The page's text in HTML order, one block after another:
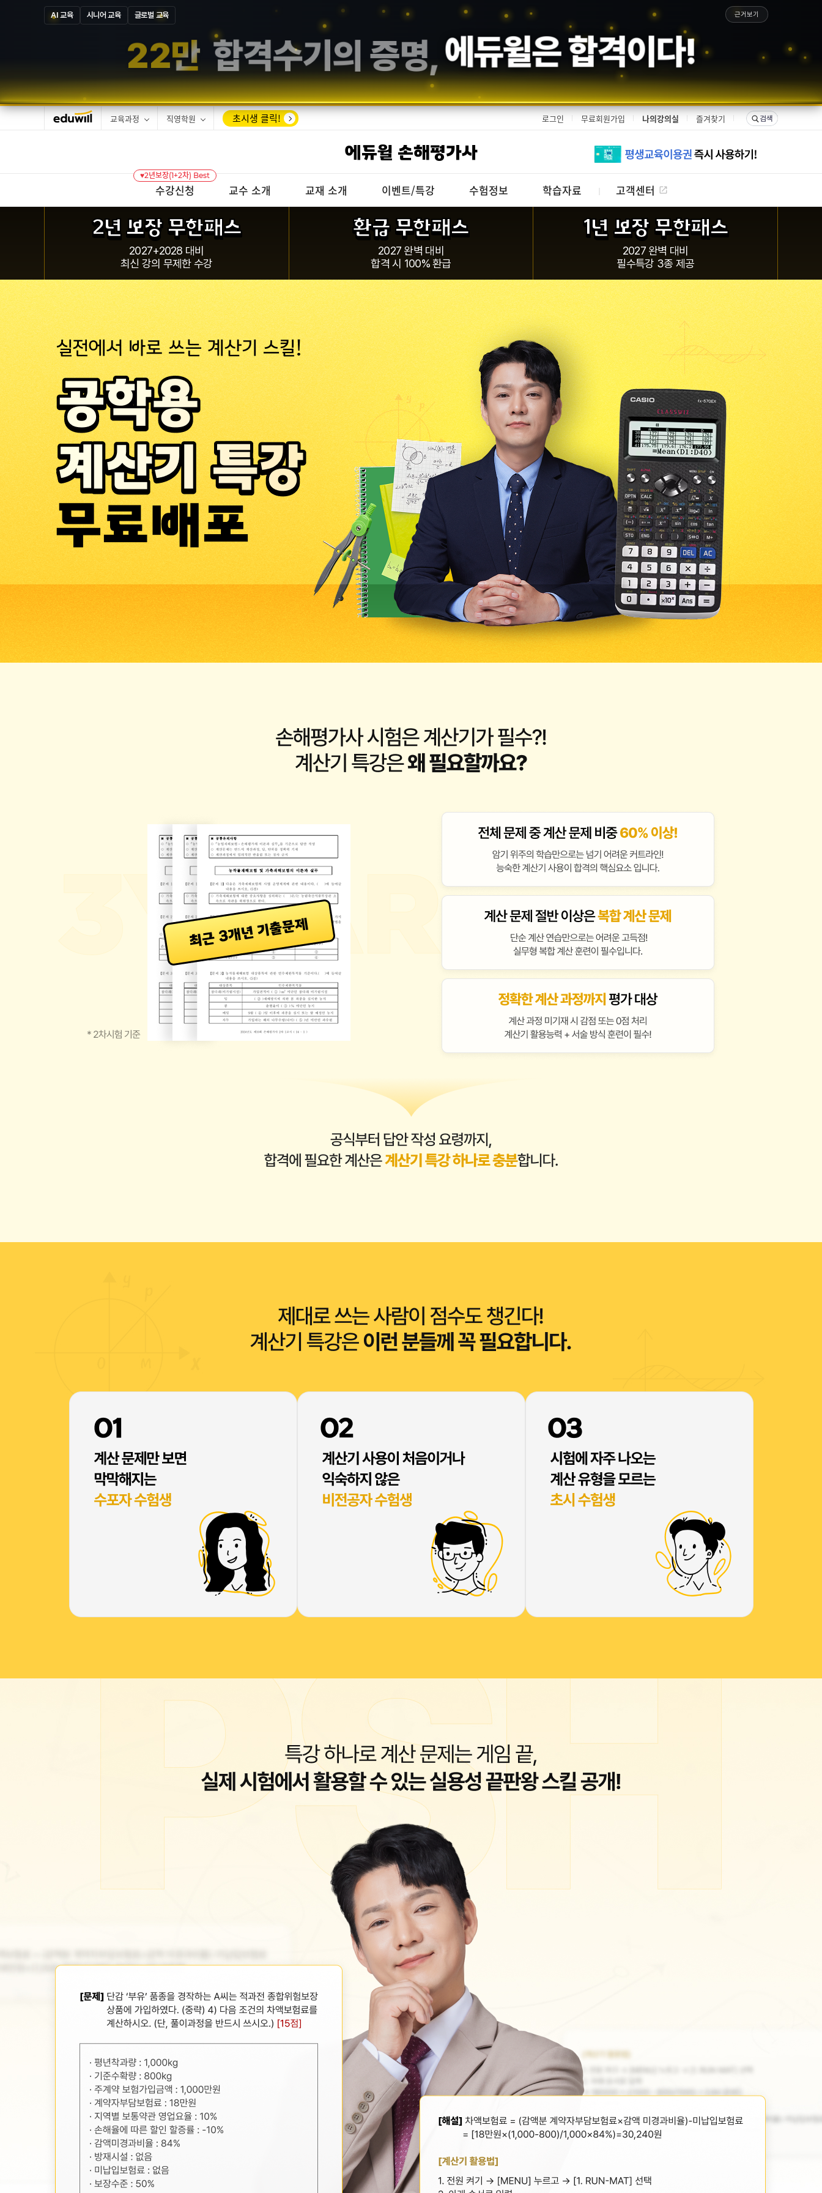
AI 교육 시니어 교육 글로벌 교육
에듀윌은 합격이다!
근거보기
교육과정 직영학원 초시생 클릭! 로그인 무료회원가입 나의강의실 즐겨찾기
에듀윌 손해평가사
수강신청
♥2년보장(1+2차) Best
교수 소개 교재 소개 이벤트/특강 수험정보 학습자료 고객센터
2년 보장 무한패스
2027+2028 대비
최신 강의 무제한 수강
환급 무한패스
2027 완벽 대비
합격 시 100% 환급
1년 보장 무한패스
2027 완벽 대비
필수특강 3종 제공